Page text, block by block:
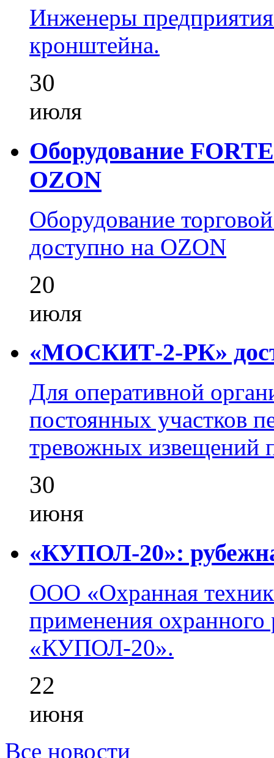
Инженеры
кронштейна.
30
июля
Оборудование
OZON
Оборудование
доступно на OZON
20
июля
«МОСКИТ-2-РК»
Для оперативной
постоянных участков
тревожных извещений
30
июня
«КУПОЛ-20»:
ООО «Охранная
применения охранного
«КУПОЛ-20».
22
июня
Все новости